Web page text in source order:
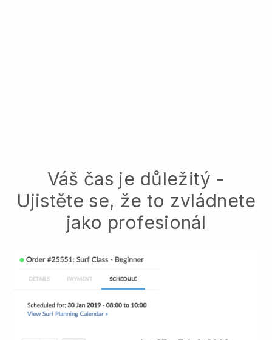
Váš čas je důležitý -
Ujistěte se, že to zvládnete
jako profesionál